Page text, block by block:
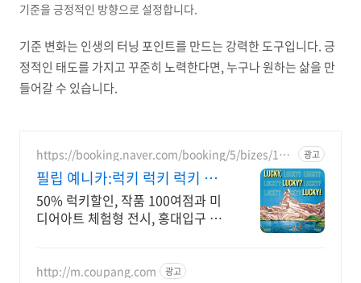
기준을 긍정적인 방향으로 설정합니다.
기준 변화는 인생의 터닝 포인트를 만드는 강력한 도구입니다. 긍
정적인 태도를 가지고 꾸준히 노력한다면, 누구나 원하는 삶을 만
들어갈 수 있습니다.
https://booking.naver.com/booking/5/bizes/166
0772
광고
필립 예니카:럭키 럭키 럭키 작
품 100여점 체험형 전시
50% 럭키할인, 작품 100여점과 미
디어아트 체험형 전시, 홍대입구 도
http://m.coupang.com 광고